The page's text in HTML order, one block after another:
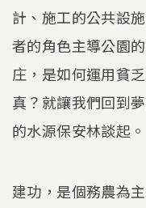
計、施工的公共設
者的角色主導公園
庄，是如何運用貧
真？就讓我們回到
的水源保安林談起。
建功，是個務農為